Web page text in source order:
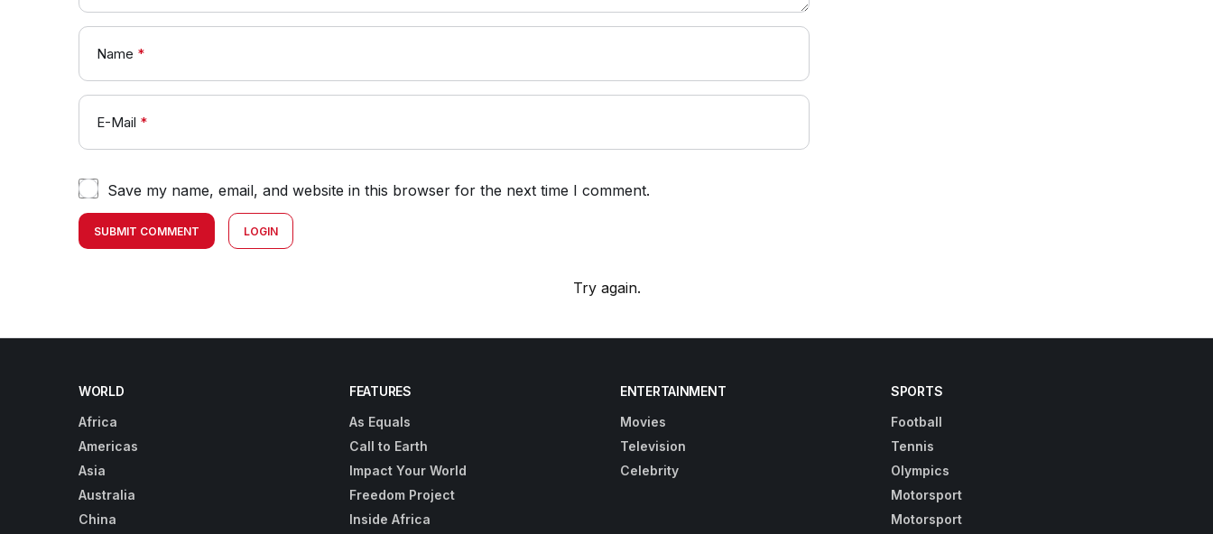
Name *
E-Mail *
Save my name, email, and website in this browser for the next time I comment.
SUBMIT COMMENT LOGIN
Try again.
WORLD
Africa
Americas
Asia
Australia
China
FEATURES
As Equals
Call to Earth
Impact Your World
Freedom Project
Inside Africa
ENTERTAINMENT
Movies
Television
Celebrity
SPORTS
Football
Tennis
Olympics
Motorsport
Motorsport